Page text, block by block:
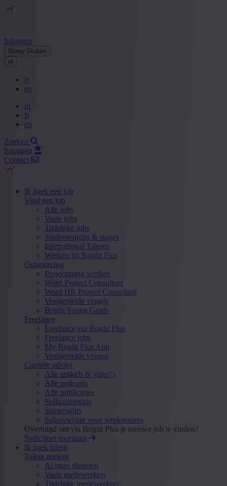
Inloggen
Menu Sluiten
nl
fr
en
nl
fr
en
Zoeken
Inloggen
Contact
Ik zoek een job
Vind een job
Alle jobs
Vaste jobs
Tijdelijke jobs
Studentenjobs & stages
International Talents
Werken bij Bright Plus
Outsourcing
Projectmatig werken
Word Project Consultant
Word HR Project Consultant
Veelgestelde vragen
Bright Young Grads
Freelance
Freelance via Bright Plus
Freelance jobs
My Bright Plus App
Veelgestelde vragen
Carrière advies
Alle artikels & video's
Alle podcasts
Alle publicaties
Sollicitatiegids
Startersgids
Salariswijzer voor werknemers
Overtuigd om via Bright Plus je nieuwe job te vinden?
Solliciteer spontaan
Ik zoek talent
Talent zoeken
Al onze diensten
Vaste medewerkers
Tijdelijke medewerkers